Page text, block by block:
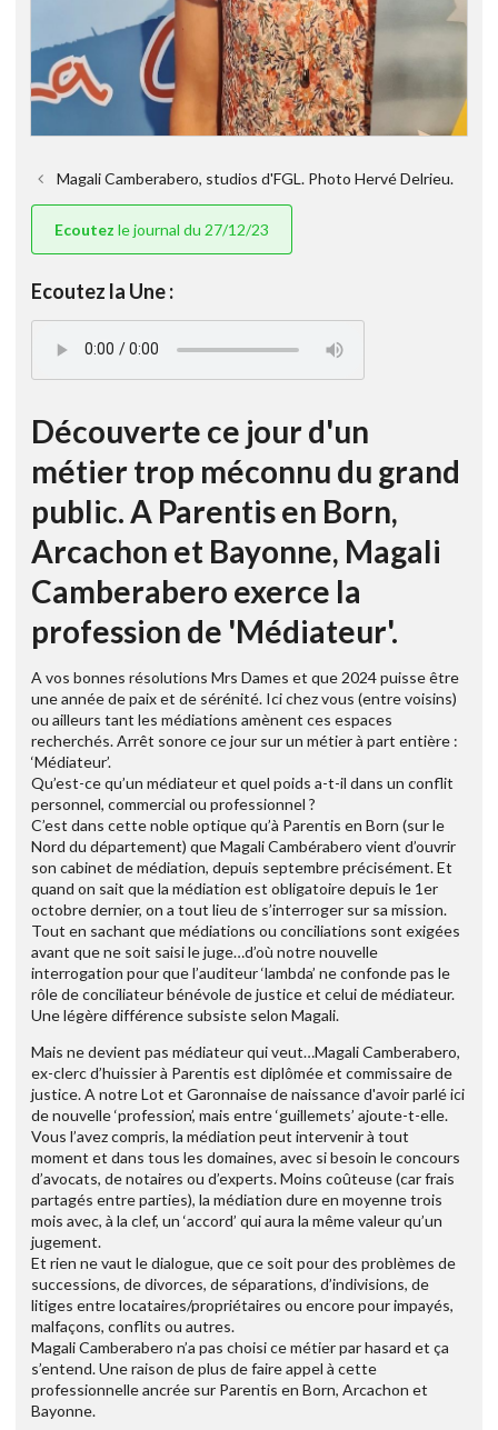
Magali Camberabero, studios d'FGL. Photo Hervé Delrieu.
Ecoutez le journal du 27/12/23
Ecoutez la Une :
Découverte ce jour d'un
métier trop méconnu du grand
public. A Parentis en Born,
Arcachon et Bayonne, Magali
Camberabero exerce la
profession de 'Médiateur'.
A vos bonnes résolutions Mrs Dames et que 2024 puisse être
une année de paix et de sérénité. Ici chez vous (entre voisins)
ou ailleurs tant les médiations amènent ces espaces
recherchés. Arrêt sonore ce jour sur un métier à part entière :
‘Médiateur’.
Qu’est-ce qu’un médiateur et quel poids a-t-il dans un conflit
personnel, commercial ou professionnel ?
C’est dans cette noble optique qu’à Parentis en Born (sur le
Nord du département) que Magali Cambérabero vient d’ouvrir
son cabinet de médiation, depuis septembre précisément. Et
quand on sait que la médiation est obligatoire depuis le 1er
octobre dernier, on a tout lieu de s’interroger sur sa mission.
Tout en sachant que médiations ou conciliations sont exigées
avant que ne soit saisi le juge…d’où notre nouvelle
interrogation pour que l’auditeur ‘lambda’ ne confonde pas le
rôle de conciliateur bénévole de justice et celui de médiateur.
Une légère différence subsiste selon Magali.
Mais ne devient pas médiateur qui veut…Magali Camberabero,
ex-clerc d’huissier à Parentis est diplômée et commissaire de
justice. A notre Lot et Garonnaise de naissance d'avoir parlé ici
de nouvelle ‘profession’, mais entre ‘guillemets’ ajoute-t-elle.
Vous l’avez compris, la médiation peut intervenir à tout
moment et dans tous les domaines, avec si besoin le concours
d’avocats, de notaires ou d’experts. Moins coûteuse (car frais
partagés entre parties), la médiation dure en moyenne trois
mois avec, à la clef, un ‘accord’ qui aura la même valeur qu’un
jugement.
Et rien ne vaut le dialogue, que ce soit pour des problèmes de
successions, de divorces, de séparations, d’indivisions, de
litiges entre locataires/propriétaires ou encore pour impayés,
malfaçons, conflits ou autres.
Magali Camberabero n’a pas choisi ce métier par hasard et ça
s’entend. Une raison de plus de faire appel à cette
professionnelle ancrée sur Parentis en Born, Arcachon et
Bayonne.